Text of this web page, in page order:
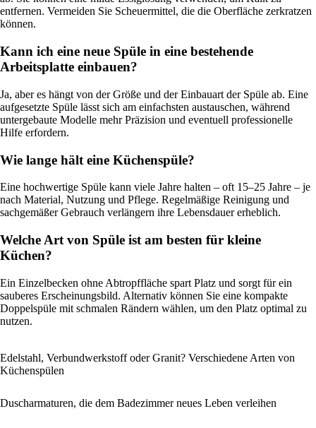
entfernen. Vermeiden Sie Scheuermittel, die die Oberfläche zerkratzen
können.
Kann ich eine neue Spüle in eine bestehende
Arbeitsplatte einbauen?
Ja, aber es hängt von der Größe und der Einbauart der Spüle ab. Eine
aufgesetzte Spüle lässt sich am einfachsten austauschen, während
untergebaute Modelle mehr Präzision und eventuell professionelle
Hilfe erfordern.
Wie lange hält eine Küchenspüle?
Eine hochwertige Spüle kann viele Jahre halten – oft 15–25 Jahre – je
nach Material, Nutzung und Pflege. Regelmäßige Reinigung und
sachgemäßer Gebrauch verlängern ihre Lebensdauer erheblich.
Welche Art von Spüle ist am besten für kleine
Küchen?
Ein Einzelbecken ohne Abtropffläche spart Platz und sorgt für ein
sauberes Erscheinungsbild. Alternativ können Sie eine kompakte
Doppelspüle mit schmalen Rändern wählen, um den Platz optimal zu
nutzen.
Edelstahl, Verbundwerkstoff oder Granit? Verschiedene Arten von
Küchenspülen
Duscharmaturen, die dem Badezimmer neues Leben verleihen